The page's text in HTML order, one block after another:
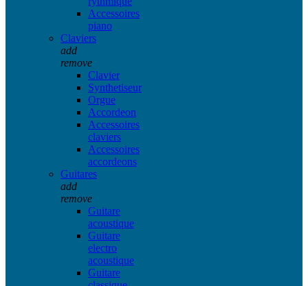
Accessoires
piano
Claviers
add
remove
Clavier
Synthetiseur
Orgue
Accordeon
Accessoires
claviers
Accessoires
accordeons
Guitares
add
remove
Guitare
acoustique
Guitare
electro
acoustique
Guitare